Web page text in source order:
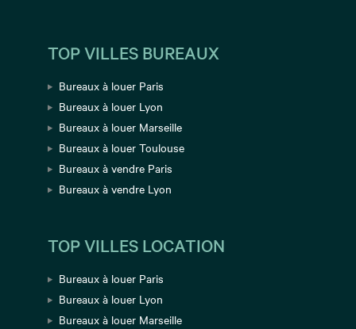
TOP VILLES BUREAUX
Bureaux à louer Paris
Bureaux à louer Lyon
Bureaux à louer Marseille
Bureaux à louer Toulouse
Bureaux à vendre Paris
Bureaux à vendre Lyon
TOP VILLES LOCATION
Bureaux à louer Paris
Bureaux à louer Lyon
Bureaux à louer Marseille